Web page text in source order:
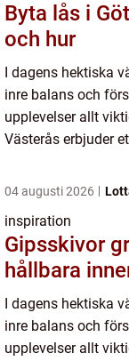
Byta lås i
och hur
I dagens hektiska
inre balans och
upplevelser allt
Västerås erbjuder
04 augusti 2026
inspiration
Gipsskivor grunden i moderna,
hållbara
I dagens hektiska
inre balans och
upplevelser allt